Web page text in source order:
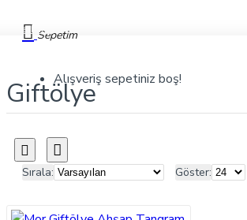
Sepetim
Alışveriş sepetiniz boş!
Markalar
Giftölye
Sırala: Göster: